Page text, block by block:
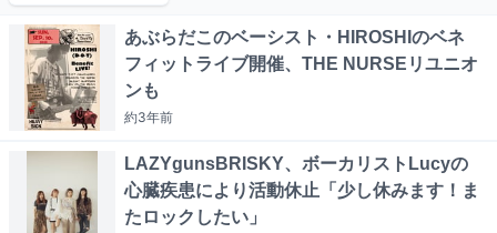
あぶらだこのベーシスト・HIROSHIのベネ
フィットライブ開催、THE NURSEリユニオ
ンも
約3年前
LAZYgunsBRISKY、ボーカリストLucyの
心臓疾患により活動休止「少し休みます！ま
たロックしたい」